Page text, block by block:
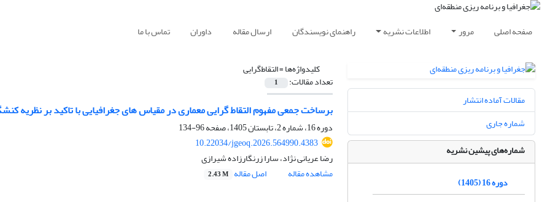
صفحه اصلی مرور اطلاعات نشریه راهنمای نویسندگان ارسال مقاله داوران تماس با ما
کلیدواژه‌ها =التقاط‌گرایی
تعداد مقالات: 1
برساخت جمعی مفهوم التقاط گرایی معماری در مقیاس های جغرافیایی با تاکید بر نظریه
دوره 16، شماره 2، تابستان 1405، صفحه
96-134
10.22034/jgeoq.2026.564990.4383
رضا عریانی نژاد، سارا زرنگارزاده شیرازی
مشاهده مقاله
اصل مقاله 2.43 M
مقالات آماده انتشار
شماره جاری
شماره‌های پیشین نشریه
دوره 16 (1405)